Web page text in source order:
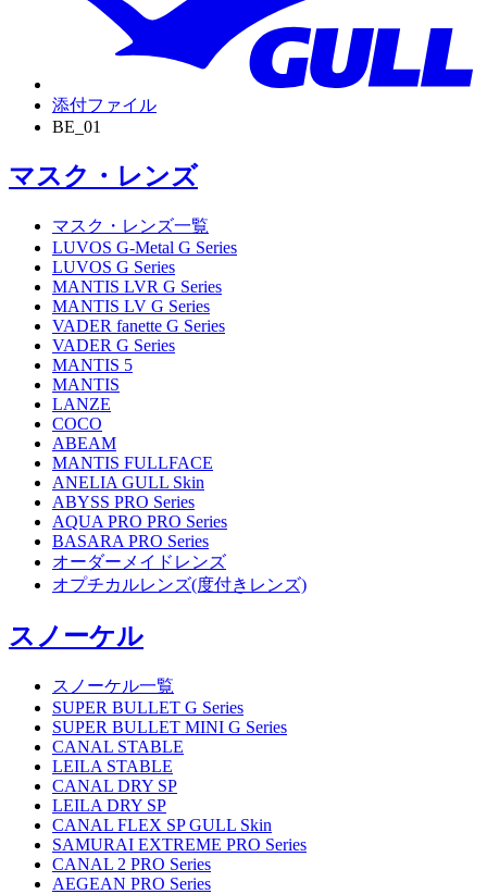
添付ファイル
BE_01
マスク・レンズ
マスク・レンズ一覧
LUVOS G-Metal G Series
LUVOS G Series
MANTIS LVR G Series
MANTIS LV G Series
VADER fanette G Series
VADER G Series
MANTIS 5
MANTIS
LANZE
COCO
ABEAM
MANTIS FULLFACE
ANELIA GULL Skin
ABYSS PRO Series
AQUA PRO PRO Series
BASARA PRO Series
オーダーメイドレンズ
オプチカルレンズ(度付きレンズ)
スノーケル
スノーケル一覧
SUPER BULLET G Series
SUPER BULLET MINI G Series
CANAL STABLE
LEILA STABLE
CANAL DRY SP
LEILA DRY SP
CANAL FLEX SP GULL Skin
SAMURAI EXTREME PRO Series
CANAL 2 PRO Series
AEGEAN PRO Series